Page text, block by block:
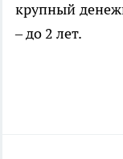
крупный
– до 2 лет.